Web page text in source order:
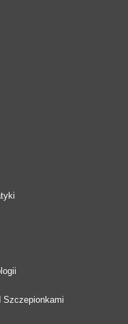
Szczepionkami